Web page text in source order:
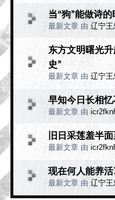
当“狗”能做诗
最新文章 由 辽宁王
东方文明曙光
史”
最新文章 由 辽宁王
早知今日长相
最新文章 由
旧日采莲羞半
最新文章 由
现在何人能养
最新文章 由 辽宁王